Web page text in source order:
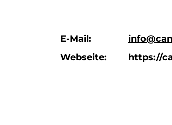
E-Mail:
Webseite:
https://